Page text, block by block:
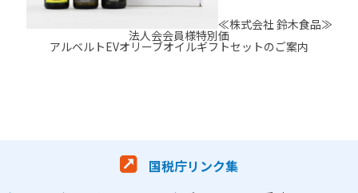
≪株式会社 鈴木食品≫
法人会会員様特別価
アルベルトEVオリーブオイルギフトセットのご案内
国税庁リンク集